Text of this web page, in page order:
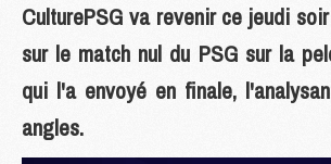
CulturePSG va revenir ce jeudi
sur le match nul du PSG sur la
qui l'a envoyé en finale,
angles.